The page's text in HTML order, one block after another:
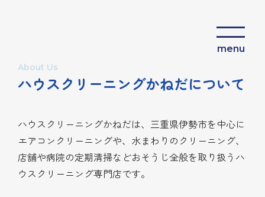
サービス一覧
業務用エアコン
水まわり
その他
About Us
ハウスクリーニングかねだについて
ハウスクリーニングかねだは、三重県伊勢市を中心に
エアコンクリーニングや、水まわりのクリーニング、
店舗や病院の定期清掃などおそうじ全般を取り扱うハ
ウスクリーニング専門店です。